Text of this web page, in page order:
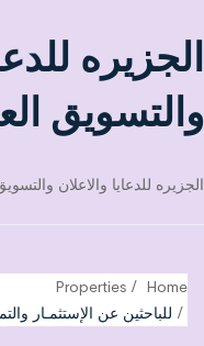
الجزيره
والتسويق
الجزيره للدعايا والاعلان
Home
Properties
للباحثين عن الإستثمـار